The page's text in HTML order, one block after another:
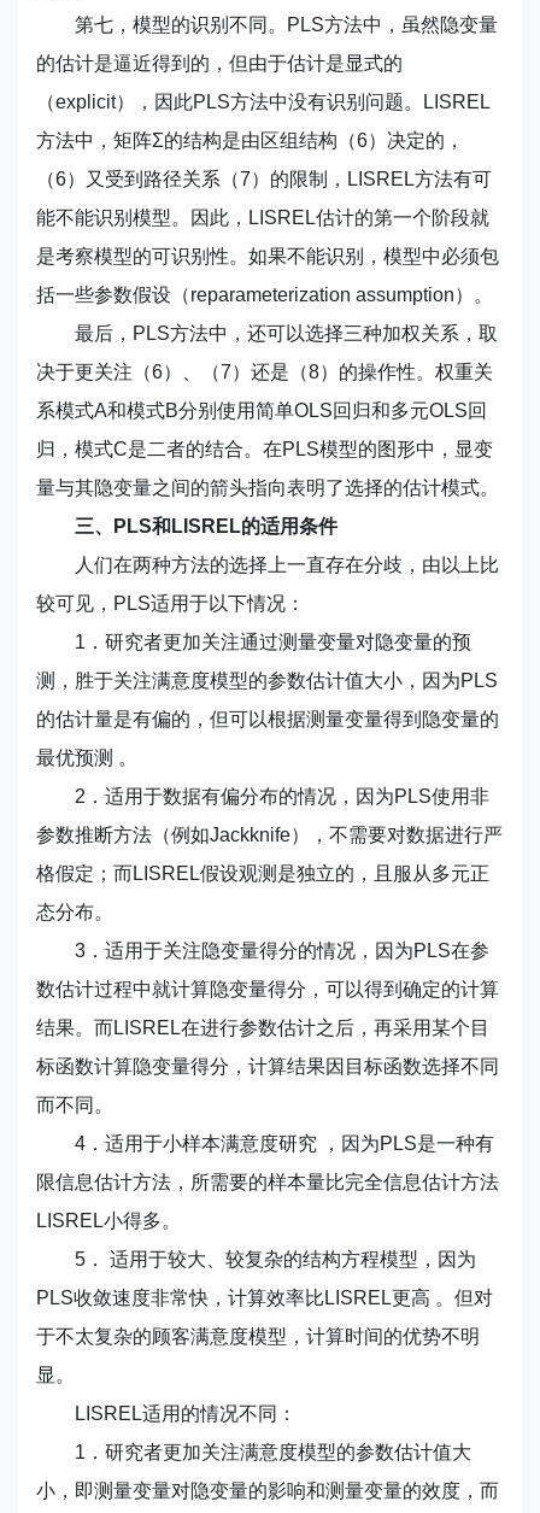
第七，模型的识别不同。PLS方法中，虽然隐变量
的估计是逼近得到的，但由于估计是显式的
（explicit），因此PLS方法中没有识别问题。LISREL
方法中，矩阵Σ的结构是由区组结构（6）决定的，
（6）又受到路径关系（7）的限制，LISREL方法有可
能不能识别模型。因此，LISREL估计的第一个阶段就
是考察模型的可识别性。如果不能识别，模型中必须包
括一些参数假设（reparameterization assumption）。
最后，PLS方法中，还可以选择三种加权关系，取
决于更关注（6）、（7）还是（8）的操作性。权重关
系模式A和模式B分别使用简单OLS回归和多元OLS回
归，模式C是二者的结合。在PLS模型的图形中，显变
量与其隐变量之间的箭头指向表明了选择的估计模式。
三、PLS和LISREL的适用条件
人们在两种方法的选择上一直存在分歧，由以上比
较可见，PLS适用于以下情况：
1．研究者更加关注通过测量变量对隐变量的预
测，胜于关注满意度模型的参数估计值大小，因为PLS
的估计量是有偏的，但可以根据测量变量得到隐变量的
最优预测 。
2．适用于数据有偏分布的情况，因为PLS使用非
参数推断方法（例如Jackknife），不需要对数据进行严
格假定；而LISREL假设观测是独立的，且服从多元正
态分布。
3．适用于关注隐变量得分的情况，因为PLS在参
数估计过程中就计算隐变量得分，可以得到确定的计算
结果。而LISREL在进行参数估计之后，再采用某个目
标函数计算隐变量得分，计算结果因目标函数选择不同
而不同。
4．适用于小样本满意度研究 ，因为PLS是一种有
限信息估计方法，所需要的样本量比完全信息估计方法
LISREL小得多。
5． 适用于较大、较复杂的结构方程模型，因为
PLS收敛速度非常快，计算效率比LISREL更高 。但对
于不太复杂的顾客满意度模型，计算时间的优势不明
显。
LISREL适用的情况不同：
1．研究者更加关注满意度模型的参数估计值大
小，即测量变量对隐变量的影响和测量变量的效度，而